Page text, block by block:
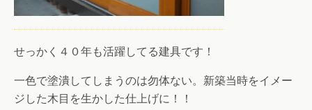
せっかく４０年も活躍してる建具です！
一色で塗潰してしまうのは勿体ない。新築当時をイメー
ジした木目を生かした仕上げに！！